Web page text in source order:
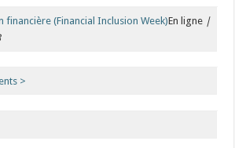
financière (Financial Inclusion Week)En ligne |
>